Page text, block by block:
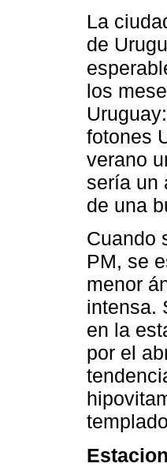
La
de
los
fotones
verano
sería un
de una
Cuando
PM, se
menor
intensa.
en la
por el